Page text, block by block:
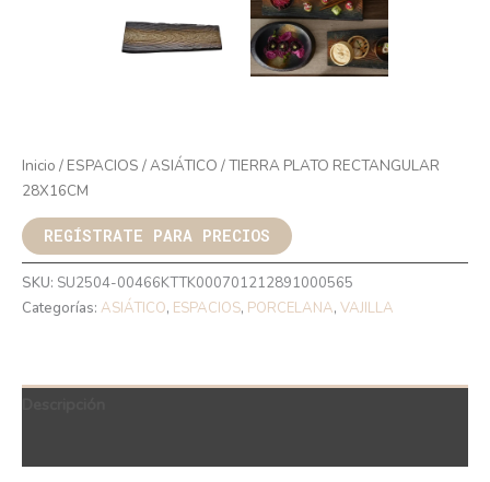
Inicio / ESPACIOS /ASIÁTICO / TIERRA PLATO RECTANGULAR
28X16CM
REGÍSTRATE PARA PRECIOS
SKU: SU2504-00466KTTK000701212891000565
Categorías: ASIÁTICO, ESPACIOS, PORCELANA, VAJILLA